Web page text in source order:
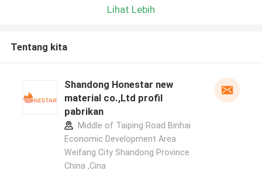
Lihat Lebih
Tentang kita
Shandong Honestar new
material co.,Ltd profil
pabrikan
Middle of Taiping Road Binhai
Economic Development Area
Weifang City Shandong Province
China ,Cina